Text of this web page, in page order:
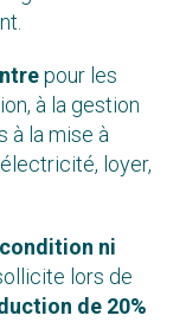
pour les
à la gestion
à la mise à
loyer,
ni
lors de
de 20%